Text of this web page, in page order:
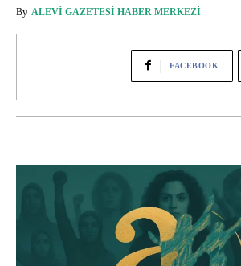
By ALEVI GAZETESI HABER MERKEZI
FACEBOOK